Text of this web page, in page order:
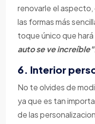
renovarle el aspecto,
las formas más
toque único que
auto se ve increíble".
6. Interior
No te olvides de
ya que es tan
de las